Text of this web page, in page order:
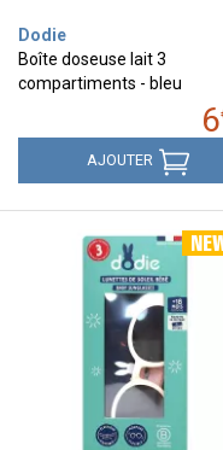
Dodie
Boîte doseuse lait 3
compartiments - bleu
6
AJOUTER